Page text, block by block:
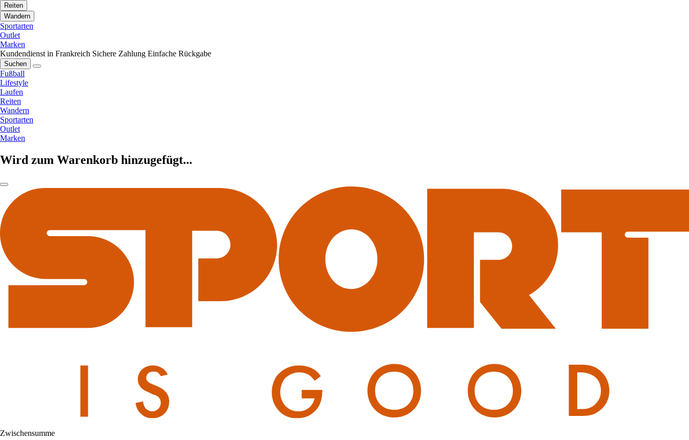
Reiten
Wandern
Sportarten
Outlet
Marken
Kundendienst in Frankreich Sichere Zahlung Einfache Rückgabe
Suchen
Fußball
Lifestyle
Laufen
Reiten
Wandern
Sportarten
Outlet
Marken
Wird zum Warenkorb hinzugefügt...
Zwischensumme